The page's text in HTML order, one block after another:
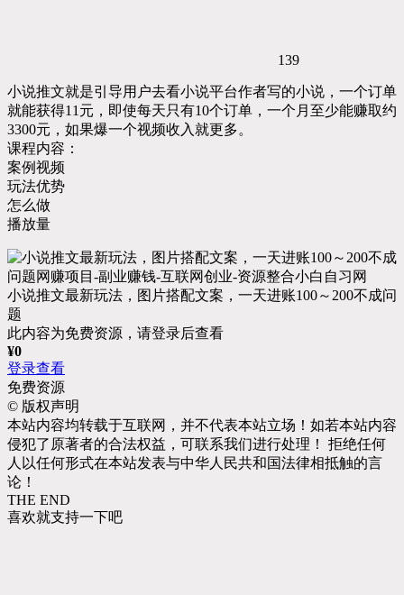
139
小说推文就是引导用户去看小说平台作者写的小说，一个订单
就能获得11元，即使每天只有10个订单，一个月至少能赚取约
3300元，如果爆一个视频收入就更多。
课程内容：
案例视频
玩法优势
怎么做
播放量
小说推文最新玩法，图片搭配文案，一天进账100～200不成问
题
此内容为免费资源，请登录后查看
¥0
登录查看
免费资源
© 版权声明
本站内容均转载于互联网，并不代表本站立场！如若本站内容
侵犯了原著者的合法权益，可联系我们进行处理！ 拒绝任何
人以任何形式在本站发表与中华人民共和国法律相抵触的言
论！
THE END
喜欢就支持一下吧